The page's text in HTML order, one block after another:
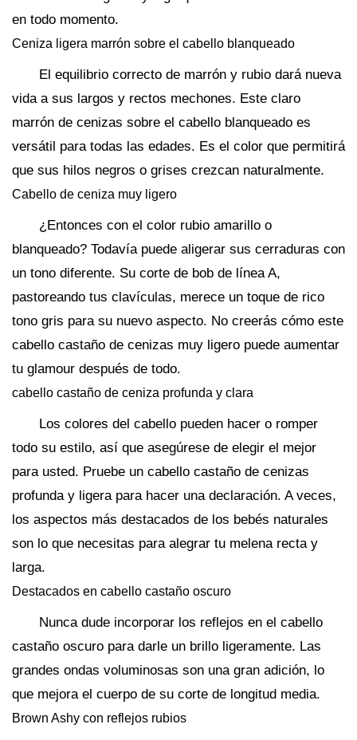
en todo momento.
Ceniza ligera marrón sobre el cabello blanqueado
El equilibrio correcto de marrón y rubio dará nueva
vida a sus largos y rectos mechones. Este claro
marrón de cenizas sobre el cabello blanqueado es
versátil para todas las edades. Es el color que permitirá
que sus hilos negros o grises crezcan naturalmente.
Cabello de ceniza muy ligero
¿Entonces con el color rubio amarillo o
blanqueado? Todavía puede aligerar sus cerraduras con
un tono diferente. Su corte de bob de línea A,
pastoreando tus clavículas, merece un toque de rico
tono gris para su nuevo aspecto. No creerás cómo este
cabello castaño de cenizas muy ligero puede aumentar
tu glamour después de todo.
cabello castaño de ceniza profunda y clara
Los colores del cabello pueden hacer o romper
todo su estilo, así que asegúrese de elegir el mejor
para usted. Pruebe un cabello castaño de cenizas
profunda y ligera para hacer una declaración. A veces,
los aspectos más destacados de los bebés naturales
son lo que necesitas para alegrar tu melena recta y
larga.
Destacados en cabello castaño oscuro
Nunca dude incorporar los reflejos en el cabello
castaño oscuro para darle un brillo ligeramente. Las
grandes ondas voluminosas son una gran adición, lo
que mejora el cuerpo de su corte de longitud media.
Brown Ashy con reflejos rubios